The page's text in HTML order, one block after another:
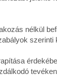
nélkül